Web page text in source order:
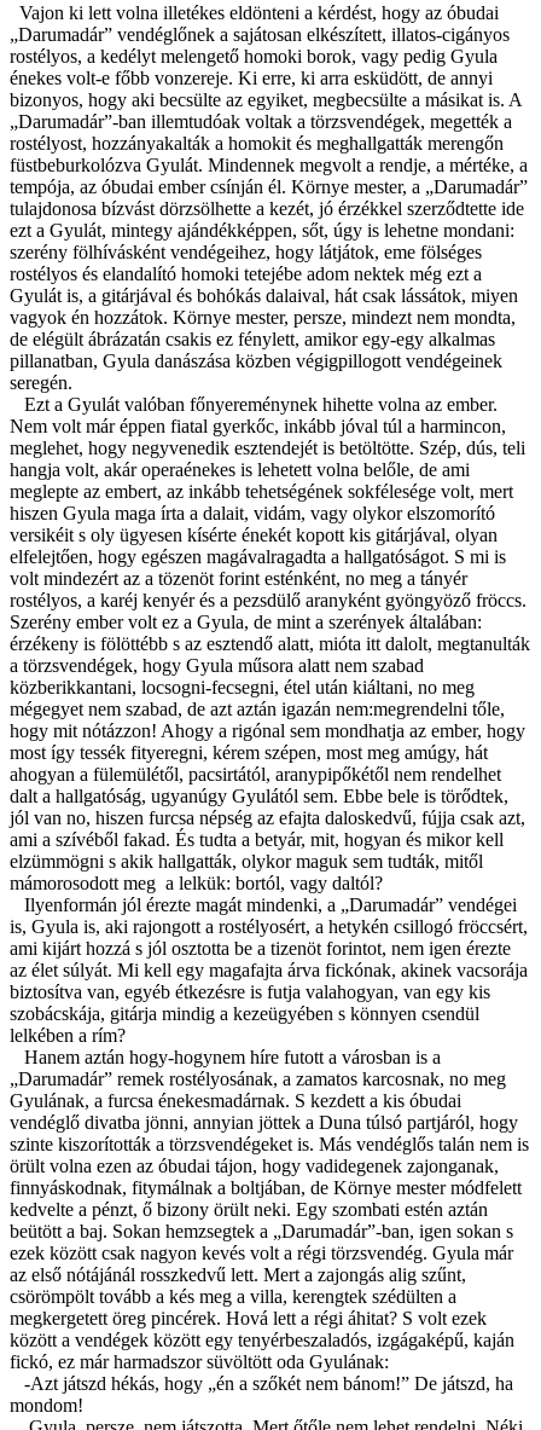
Vajon ki lett volna illetékes eldönteni a kérdést, hogy az óbudai
„Darumadár” vendéglőnek a sajátosan elkészített, illatos-cigányos
rostélyos, a kedélyt melengető homoki borok, vagy pedig Gyula
énekes volt-e főbb vonzereje. Ki erre, ki arra esküdött, de annyi
bizonyos, hogy aki becsülte az egyiket, megbecsülte a másikat is. A
„Darumadár”-ban illemtudóak voltak a törzsvendégek, megették a
rostélyost, hozzányakalták a homokit és meghallgatták merengőn
füstbeburkolózva Gyulát. Mindennek megvolt a rendje, a mértéke, a
tempója, az óbudai ember csínján él. Környe mester, a „Darumadár”
tulajdonosa bízvást dörzsölhette a kezét, jó érzékkel szerződtette ide
ezt a Gyulát, mintegy ajándékképpen, sőt, úgy is lehetne mondani:
szerény fölhívásként vendégeihez, hogy látjátok, eme fölséges
rostélyos és elandalító homoki tetejébe adom nektek még ezt a
Gyulát is, a gitárjával és bohókás dalaival, hát csak lássátok, miyen
vagyok én hozzátok. Környe mester, persze, mindezt nem mondta,
de elégült ábrázatán csakis ez fénylett, amikor egy-egy alkalmas
pillanatban, Gyula danászása közben végigpillogott vendégeinek
seregén.
Ezt a Gyulát valóban főnyereménynek hihette volna az ember.
Nem volt már éppen fiatal gyerkőc, inkább jóval túl a harmincon,
meglehet, hogy negyvenedik esztendejét is betöltötte. Szép, dús, teli
hangja volt, akár operaénekes is lehetett volna belőle, de ami
meglepte az embert, az inkább tehetségének sokfélesége volt, mert
hiszen Gyula maga írta a dalait, vidám, vagy olykor elszomorító
versikéit s oly ügyesen kísérte énekét kopott kis gitárjával, olyan
elfelejtően, hogy egészen magávalragadta a hallgatóságot. S mi is
volt mindezért az a tözenöt forint esténként, no meg a tányér
rostélyos, a karéj kenyér és a pezsdülő aranyként gyöngyöző fröccs.
Szerény ember volt ez a Gyula, de mint a szerények általában:
érzékeny is fölöttébb s az esztendő alatt, mióta itt dalolt, megtanulták
a törzsvendégek, hogy Gyula műsora alatt nem szabad
közberikkantani, locsogni-fecsegni, étel után kiáltani, no meg
mégegyet nem szabad, de azt aztán igazán nem:megrendelni tőle,
hogy mit nótázzon! Ahogy a rigónal sem mondhatja az ember, hogy
most így tessék fityeregni, kérem szépen, most meg amúgy, hát
ahogyan a fülemülétől, pacsirtától, aranypipőkétől nem rendelhet
dalt a hallgatóság, ugyanúgy Gyulától sem. Ebbe bele is törődtek,
jól van no, hiszen furcsa népség az efajta daloskedvű, fújja csak azt,
ami a szívéből fakad. És tudta a betyár, mit, hogyan és mikor kell
elzümmögni s akik hallgatták, olykor maguk sem tudták, mitől
mámorosodott meg a lelkük: bortól, vagy daltól?
Ilyenformán jól érezte magát mindenki, a „Darumadár” vendégei
is, Gyula is, aki rajongott a rostélyosért, a hetykén csillogó fröccsért,
ami kijárt hozzá s jól osztotta be a tizenöt forintot, nem igen érezte
az élet súlyát. Mi kell egy magafajta árva fickónak, akinek vacsorája
biztosítva van, egyéb étkezésre is futja valahogyan, van egy kis
szobácskája, gitárja mindig a kezeügyében s könnyen csendül
lelkében a rím?
Hanem aztán hogy-hogynem híre futott a városban is a
„Darumadár” remek rostélyosának, a zamatos karcosnak, no meg
Gyulának, a furcsa énekesmadárnak. S kezdett a kis óbudai
vendéglő divatba jönni, annyian jöttek a Duna túlsó partjáról, hogy
szinte kiszorították a törzsvendégeket is. Más vendéglős talán nem is
örült volna ezen az óbudai tájon, hogy vadidegenek zajonganak,
finnyáskodnak, fitymálnak a boltjában, de Környe mester módfelett
kedvelte a pénzt, ő bizony örült neki. Egy szombati estén aztán
beütött a baj. Sokan hemzsegtek a „Darumadár”-ban, igen sokan s
ezek között csak nagyon kevés volt a régi törzsvendég. Gyula már
az első nótájánál rosszkedvű lett. Mert a zajongás alig szűnt,
csörömpölt tovább a kés meg a villa, kerengtek szédülten a
megkergetett öreg pincérek. Hová lett a régi áhitat? S volt ezek
között a vendégek között egy tenyérbeszaladós, izgágaképű, kaján
fickó, ez már harmadszor süvöltött oda Gyulának:
-Azt játszd hékás, hogy „én a szőkét nem bánom!” De játszd, ha
mondom!